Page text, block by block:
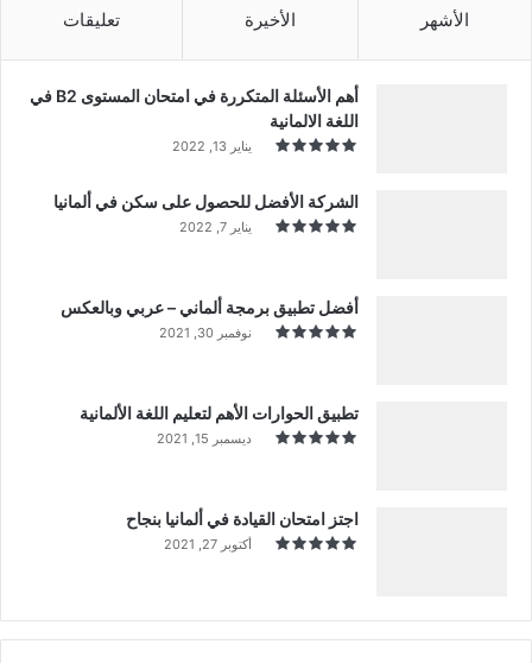
الأشهر الأخيرة تعليقات
أهم الأسئلة المتكررة في امتحان المستوى B2 في
اللغة الالمانية
يناير 13, 2022
الشركة الأفضل للحصول على سكن في ألمانيا
يناير 7, 2022
أفضل تطبيق برمجة ألماني – عربي وبالعكس
نوفمبر 30, 2021
تطبيق الحوارات الأهم لتعليم اللغة الألمانية
ديسمبر 15, 2021
اجتز امتحان القيادة في ألمانيا بنجاح
أكتوبر 27, 2021